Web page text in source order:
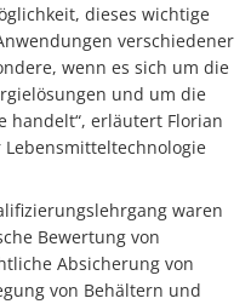
dieses wichtige
verschiedener
wenn es sich um die
und um die
handelt“, erläutert Florian
waren
Bewertung von
Absicherung von
von Behältern und